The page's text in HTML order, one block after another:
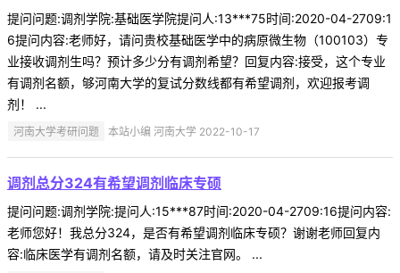
提问问题:调剂学院:基础医学院提问人:13***75时间:2020-04-2709:1
6提问内容:老师好，请问贵校基础医学中的病原微生物（100103）专
业接收调剂生吗？预计多少分有调剂希望？回复内容:接受，这个专业
有调剂名额，够河南大学的复试分数线都有希望调剂，欢迎报考调
剂！ ...
河南大学考研问题 本站小编 河南大学 2022-10-17
调剂总分324有希望调剂临床专硕
提问问题:调剂学院:提问人:15***87时间:2020-04-2709:16提问内容:
老师您好！我总分324，是否有希望调剂临床专硕？谢谢老师回复内
容:临床医学有调剂名额，请及时关注官网。 ...